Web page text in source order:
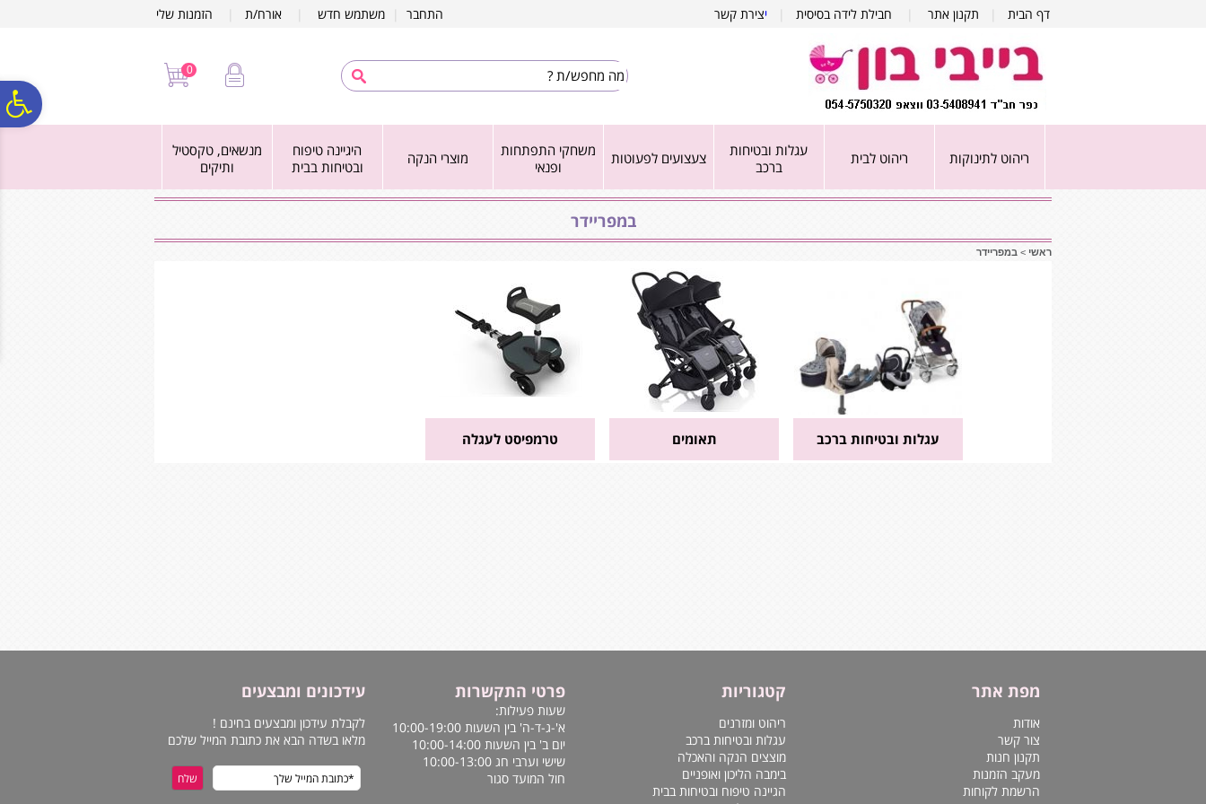
דף הבית תקנון אתר חבילת לידה בסיסית יצירת קשר התחבר משתמש חדש אורח/ת הזמנות שלי
0
ריהוט לתינוקות ריהוט לבית
עגלות ובטיחות
ברכב
צעצועים לפעוטות
משחקי התפתחות
ופנאי
מוצרי הנקה
היגיינה טיפוח
ובטיחות בבית
מנשאים, טקסטיל
ותיקים
במפריידר
ראשי > במפריידר
עגלות ובטיחות ברכב תאומים טרמפיסט לעגלה
מפת אתר
אודות
צור קשר
תקנון חנות
מעקב הזמנות
הרשמת לקוחות
קטגוריות
ריהוט ומזרנים
עגלות ובטיחות ברכב
מוצצים הנקה והאכלה
בימבה הליכון ואופניים
הגיינה טיפוח ובטיחות בבית
פרטי התקשרות
שעות פעילות:
א'-ג-ד-ה' בין השעות 10:00-19:00
יום ב' בין השעות 10:00-14:00
שישי וערבי חג 10:00-13:00
חול המועד סגור
עידכונים ומבצעים
לקבלת עידכון ומבצעים בחינם !
מלאו בשדה הבא את כתובת המייל שלכם